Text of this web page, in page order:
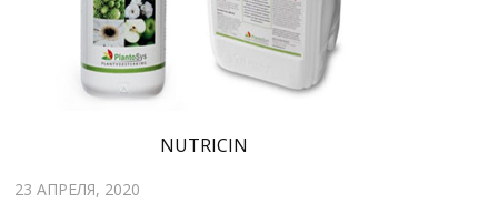
NUTRICIN
23 АПРЕЛЯ, 2020